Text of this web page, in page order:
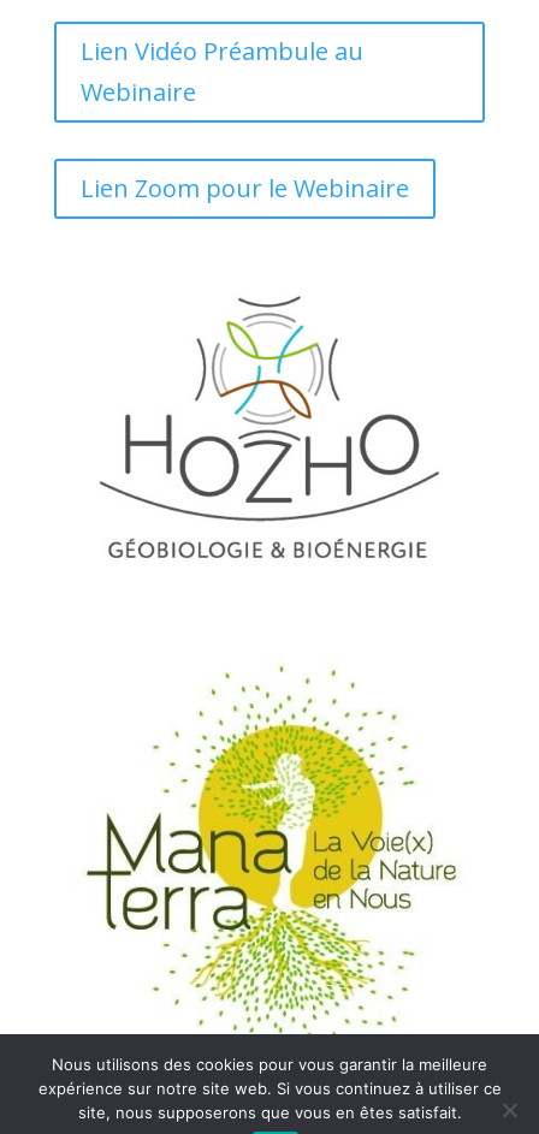
Lien Vidéo Préambule au
Webinaire
Lien Zoom pour le Webinaire
Nous utilisons des cookies pour vous garantir la meilleure
expérience sur notre site web. Si vous continuez à utiliser ce
site, nous supposerons que vous en êtes satisfait.